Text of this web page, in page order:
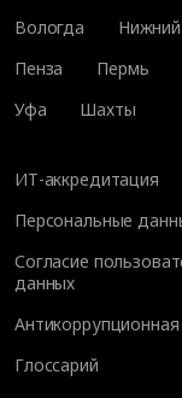
Вологда
Пенза
Пермь
Уфа
Шахты
ИТ-аккредитация
Персональные
Согласие
данных
Глоссарий